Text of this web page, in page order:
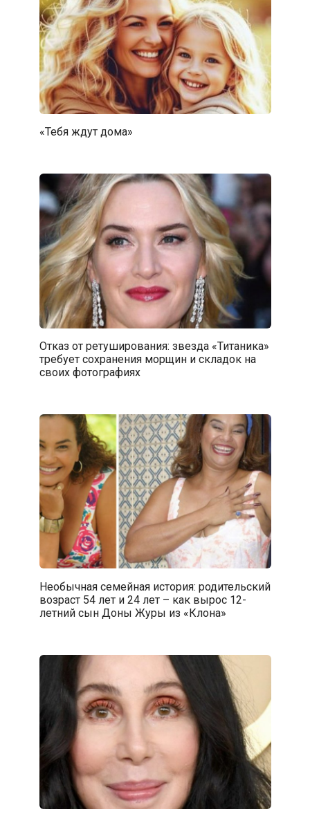
«Тебя ждут дома»
Отказ от ретуширования: звезда «Титаника»
требует сохранения морщин и складок на
своих фотографиях
Необычная семейная история: родительский
возраст 54 лет и 24 лет – как вырос 12-
летний сын Доны Журы из «Клона»